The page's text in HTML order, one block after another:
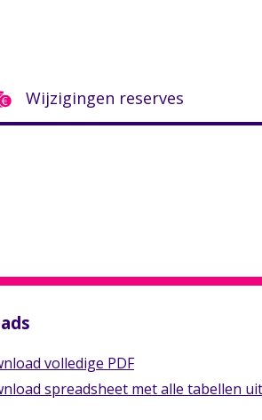
Wijzigingen reserves
volledige PDF
spreadsheet met alle tabellen